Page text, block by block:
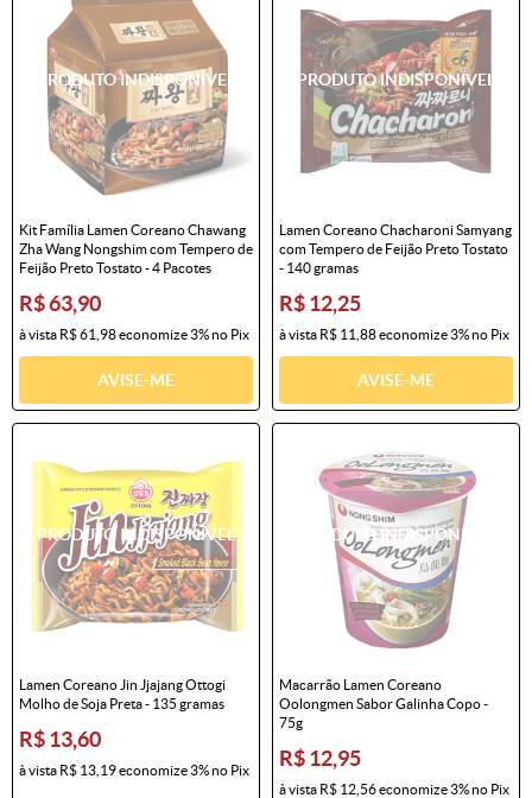
Kit Família Lamen Coreano Chawang
Zha Wang Nongshim com Tempero de
Feijão Preto Tostato - 4 Pacotes
R$ 63,90
à vista R$ 61,98economize3%no Pix
AVISE-ME
Lamen Coreano Chacharoni Samyang
com Tempero de Feijão Preto Tostato
- 140 gramas
R$ 12,25
à vista R$ 11,88economize3%no Pix
AVISE-ME
Lamen Coreano Jin Jjajang Ottogi
Molho de Soja Preta - 135 gramas
R$ 13,60
à vista R$ 13,19economize3%no Pix
Macarrão Lamen Coreano
Oolongmen Sabor Galinha Copo -
75g
R$ 12,95
à vista R$ 12,56economize3%no Pix